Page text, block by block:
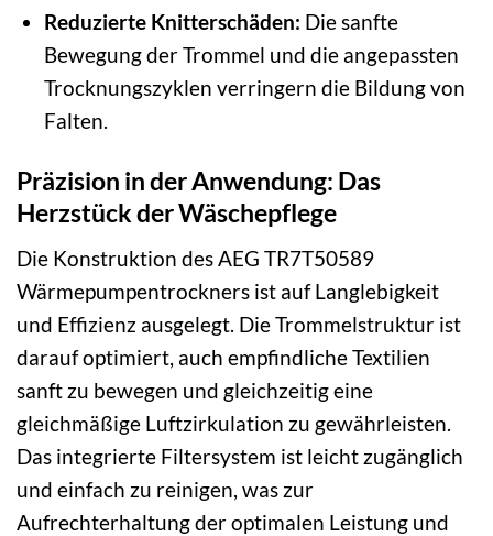
Reduzierte Knitterschäden: Die sanfte
Bewegung der Trommel und die angepassten
Trocknungszyklen verringern die Bildung von
Falten.
Präzision in der Anwendung: Das
Herzstück der Wäschepflege
Die Konstruktion des AEG TR7T50589
Wärmepumpentrockners ist auf Langlebigkeit
und Effizienz ausgelegt. Die Trommelstruktur ist
darauf optimiert, auch empfindliche Textilien
sanft zu bewegen und gleichzeitig eine
gleichmäßige Luftzirkulation zu gewährleisten.
Das integrierte Filtersystem ist leicht zugänglich
und einfach zu reinigen, was zur
Aufrechterhaltung der optimalen Leistung und